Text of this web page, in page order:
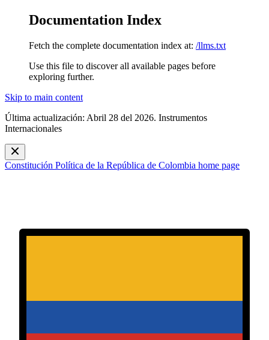
Documentation Index
Fetch the complete documentation index at: /llms.txt
Use this file to discover all available pages before
exploring further.
Skip to main content
Última actualización: Abril 28 del 2026. Instrumentos
Internacionales
Constitución Política de la República de Colombia home page